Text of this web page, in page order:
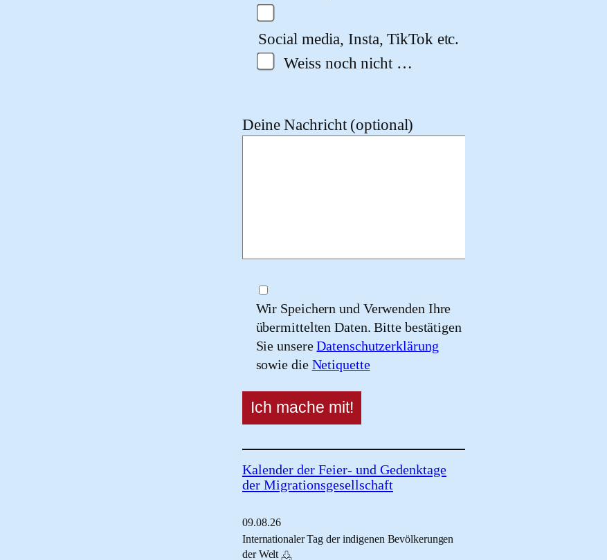
Social media, Insta, TikTok etc.
Weiss noch nicht …
Deine Nachricht (optional)
Wir Speichern und Verwenden Ihre
übermittelten Daten. Bitte bestätigen
Sie unsereDatenschutzerklärung
sowie die Netiquette
Kalender der Feier- und Gedenktage
der Migrationsgesellschaft
09.08.26
Internationaler Tag der indigenen Bevölkerungen
der Welt